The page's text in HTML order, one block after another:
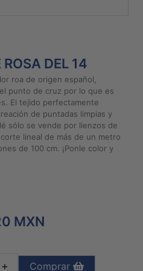
DEL 14
roa de origen español,
punto de cruz por lo que es
El tejido perfectamente
de puntadas limpias y
sólo se vende por lienzos de
lineal de más de un metro
de 100 cm. ¡Ponle color y
MXN
+ Comprar